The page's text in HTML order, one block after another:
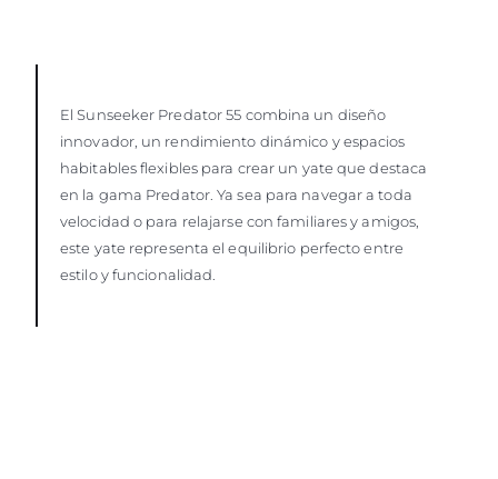
El Sunseeker Predator 55 combina un diseño
innovador, un rendimiento dinámico y espacios
habitables flexibles para crear un yate que destaca
en la gama Predator. Ya sea para navegar a toda
velocidad o para relajarse con familiares y amigos,
este yate representa el equilibrio perfecto entre
estilo y funcionalidad.